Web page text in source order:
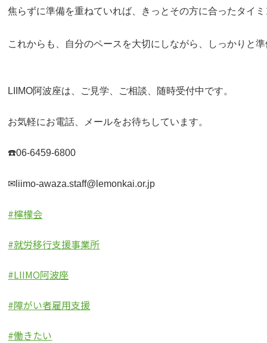
これからも、自分のペースを大切にしながら、しっかりと
LIIMO阿波座は、ご見学、ご相談、随時受付中です。
お気軽にお電話、メールをお待ちしています。
☎️06-6459-6800
✉liimo-awaza.staff@lemonkai.or.jp
#檸檬会
#就労移行支援事業所
#LIIMO阿波座
#障がい者雇用支援
#働きたい